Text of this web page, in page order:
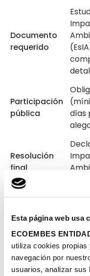
Esta página web usa
ECOEMBES
utiliza cookies
navegación por
usuarios, analizar sus
Documento
requerido
Participación
pública
días
Resolución
final
Cómo
de